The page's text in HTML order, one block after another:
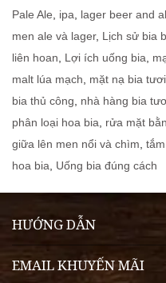
Pale Ale
ipa lager beer and
men ale và lager, Lịch sử bia
liên hoan
Lợi ích uống bia
malt lúa mạch
mặt nạ bia tươi
bia thủ công
nhà hàng bia
phân loại hoa bia
rửa mặt
giữa lên men nổi và chìm
hoa bia
Uống bia đúng cách
HƯỚNG DẪN
EMAIL KHUYẾN MÃI